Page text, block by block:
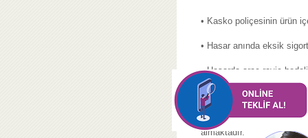
• Kasko poliçesinin ürün
• Hasar anında eksik
• Hasarda araç rayiç
alınacağının poliçe
• Onarımın şirketin mi
parça veya muadil parça
almaktadır.